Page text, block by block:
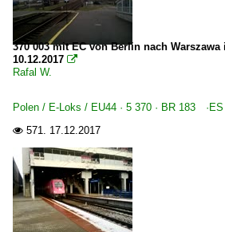
370 003 mit EC von Berlin nach Warszawa
10.12.2017 
Rafal W.
Polen / E-Loks / EU44 · 5 370 · BR 183
 571. 17.12.2017